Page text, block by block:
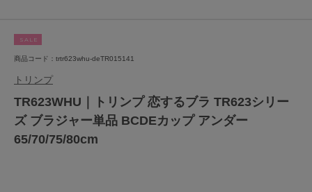
SALE
商品コード：trtr623whu-deTR015141
トリンプ
TR623WHU｜トリンプ 恋するブラ TR623シリー
ズ ブラジャー単品 BCDEカップ アンダー
65/70/75/80cm